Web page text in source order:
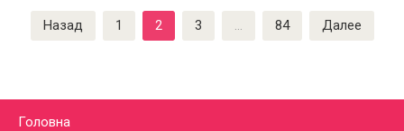
Пагинация
записей
Назад 1 2 3 … 84 Далее
Головна